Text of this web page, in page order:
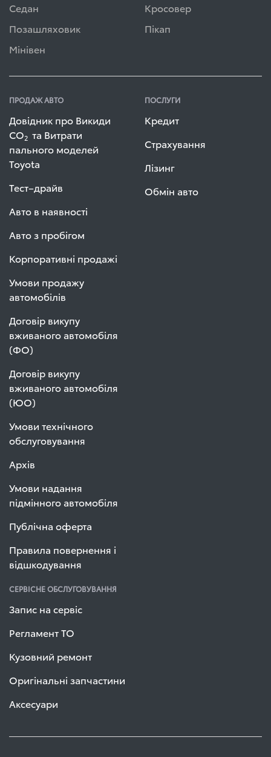
Седан
Кросовер
Позашляховик
Пікап
Мінівен
ПРОДАЖ АВТО
Довідник про Викиди
СО2 та Витрати
пального моделей
Toyota
Тест–драйв
Авто в наявності
Авто з пробігом
Корпоративні продажі
Умови продажу
автомобілів
Договір викупу
вживаного автомобіля
(ФО)
Договір викупу
вживаного автомобіля
(ЮО)
Умови технічного
обслуговування
Архів
Умови надання
підмінного автомобіля
Публічна оферта
Правила повернення і
відшкодування
ПОСЛУГИ
Кредит
Страхування
Лізинг
Обмін авто
СЕРВІСНЕ ОБСЛУГОВУВАННЯ
Запис на сервіс
Регламент ТО
Кузовний ремонт
Оригінальні запчастини
Аксесуари